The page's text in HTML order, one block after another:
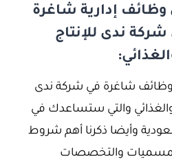
وظائف إدارية شاغرة
ندى للإنتاج
وظائف شاغرة في شركة ندى
والغذائي والتي ستساعدك في
وأيضا ذكرنا أهم شروط
والتخصصات